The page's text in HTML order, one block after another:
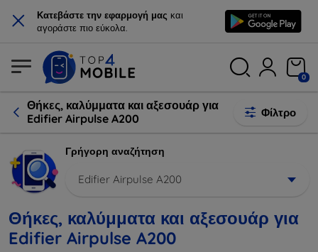
× Κατεβάστε την εφαρμογή μας και
αγοράστε πιο εύκολα.
0
Θήκες, καλύμματα και αξεσουάρ για
Edifier Airpulse A200
Φίλτρο
Γρήγορη αναζήτηση
Edifier Airpulse A200
Θήκες, καλύμματα και αξεσουάρ για
Edifier Airpulse A200